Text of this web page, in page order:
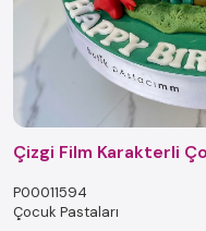
Çizgi Film Karakterli
P00011594
Çocuk Pastaları